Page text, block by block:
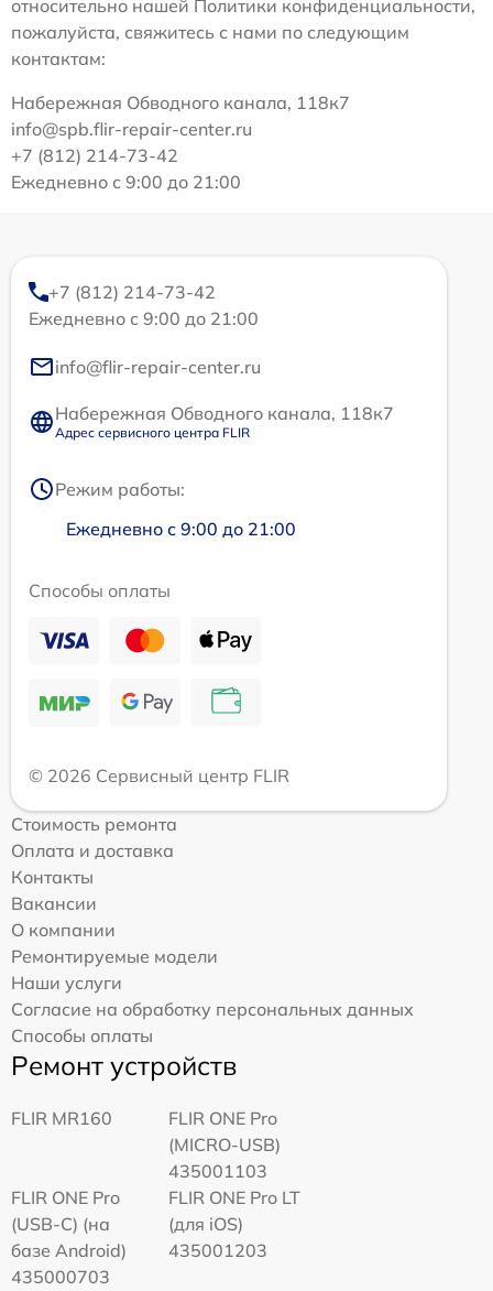
относительно нашей Политики конфиденциальности,
пожалуйста, свяжитесь с нами по следующим
контактам:
Набережная Обводного канала, 118к7
info@spb.flir-repair-center.ru
+7 (812) 214-73-42
Ежедневно с 9:00 до 21:00
+7 (812) 214-73-42
Ежедневно с 9:00 до 21:00
info@flir-repair-center.ru
Набережная Обводного канала, 118к7
Адрес сервисного центра FLIR
Режим работы:
Ежедневно с 9:00 до 21:00
Способы оплаты
© 2026 Сервисный центр FLIR
Стоимость ремонта
Оплата и доставка
Контакты
Вакансии
О компании
Ремонтируемые модели
Наши услуги
Согласие на обработку персональных данных
Способы оплаты
Ремонт устройств
FLIR MR160
FLIR ONE Pro
(MICRO-USB)
435001103
FLIR ONE Pro
(USB-C) (на
базе Android)
435000703
FLIR ONE Pro LT
(для iOS)
435001203